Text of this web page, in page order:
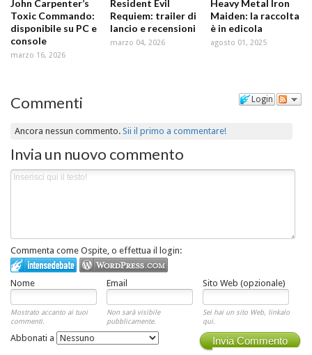
John Carpenter’s
Toxic Commando:
disponibile su PC e
console
marzo 16, 2026
Resident Evil
Requiem: trailer di
lancio e recensioni
marzo 04, 2026
Heavy Metal Iron
Maiden: la raccolta
è in edicola
agosto 01, 2025
Login
Commenti
Ancora nessun commento.Sii il primo a commentare!
Invia un nuovo commento
Commenta come Ospite, o effettua il login:
Nome Email Sito Web (opzionale)
Mostrato accanto ai tuoi
commenti.
Non sarà visibile
pubblicamente.
Sei hai un sito Web, linkalo
qui.
Invia Commento
Abbonati a